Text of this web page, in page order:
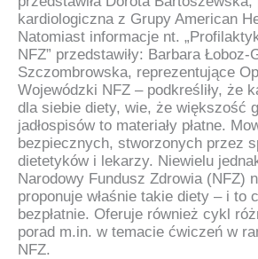
kardiologiczna z Grupy American
Natomiast informacje nt.
NFZ” przedstawiły: Barbara Łoboz-
Szczombrowska, reprezentujące
Wojewódzki NFZ – podkreśliły, że
dla siebie diety, wie, że większość
jadłospisów to materiały płatne.
bezpiecznych, stworzonych przez
dietetyków i lekarzy. Niewielu
Narodowy Fundusz Zdrowia (NFZ)
proponuje właśnie takie diety – i to
bezpłatnie. Oferuje również cykl
porad m.in. w temacie ćwiczeń w
NFZ.